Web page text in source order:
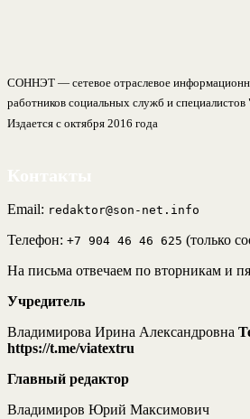
СОННЭТ — сетевое отраслевое
работников социальных служб и
Издается с октября 2016 года
Email: redaktor@son-net.info
Телефон: +7 904 46 46 625 (только
На письма отвечаем по вторникам и
Учредитель
Владимирова Ирина Александровна
https://t.me/viatextru
Главный редактор
Владимиров Юрий Максимович